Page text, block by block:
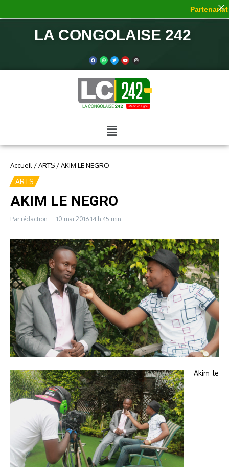
LA CONGOLAISE 242
Accueil /ARTS /AKIM LE NEGRO
ARTS
AKIM LE NEGRO
Par rédaction 10 mai 2016 14 h 45 min
Akim le
Partenariat